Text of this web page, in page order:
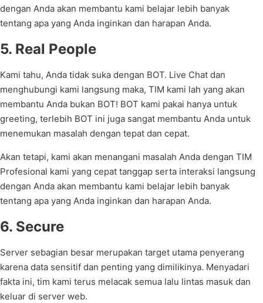
dengan Anda akan membantu kami belajar lebih banyak
tentang apa yang Anda inginkan dan harapan Anda.
5. Real People
Kami tahu, Anda tidak suka dengan BOT. Live Chat dan
menghubungi kami langsung maka, TIM kami lah yang akan
membantu Anda bukan BOT! BOT kami pakai hanya untuk
greeting, terlebih BOT ini juga sangat membantu Anda untuk
menemukan masalah dengan tepat dan cepat.
Akan tetapi, kami akan menangani masalah Anda dengan TIM
Profesional kami yang cepat tanggap serta interaksi langsung
dengan Anda akan membantu kami belajar lebih banyak
tentang apa yang Anda inginkan dan harapan Anda.
6. Secure
Server sebagian besar merupakan target utama penyerang
karena data sensitif dan penting yang dimilikinya. Menyadari
fakta ini, tim kami terus melacak semua lalu lintas masuk dan
keluar di server web.